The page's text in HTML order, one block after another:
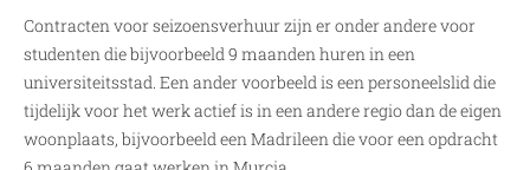
Contracten voor seizoensverhuur zijn er onder andere voor
studenten die bijvoorbeeld 9 maanden huren in een
universiteitsstad. Een ander voorbeeld is een personeelslid die
tijdelijk voor het werk actief is in een andere regio dan de eigen
woonplaats, bijvoorbeeld een Madrileen die voor een opdracht